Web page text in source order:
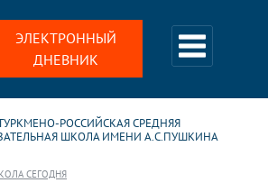
ЭЛЕКТРОННЫЙ
ДНЕВНИК
РОССИЙСКАЯ СРЕДНЯЯ
ШКОЛА ИМЕНИ А.С.ПУШКИНА
СЕГОДНЯ